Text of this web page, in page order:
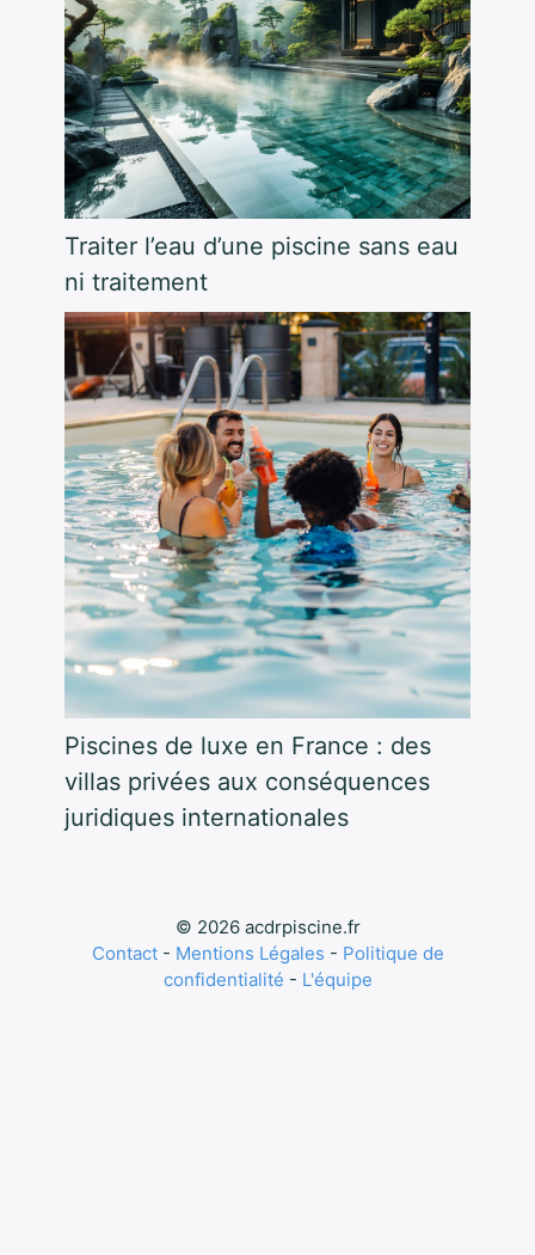
Traiter l’eau d’une piscine sans eau
ni traitement
Piscines de luxe en France : des
villas privées aux conséquences
juridiques internationales
© 2026 acdrpiscine.fr
Contact- Mentions Légales - Politique de
confidentialité - L'équipe